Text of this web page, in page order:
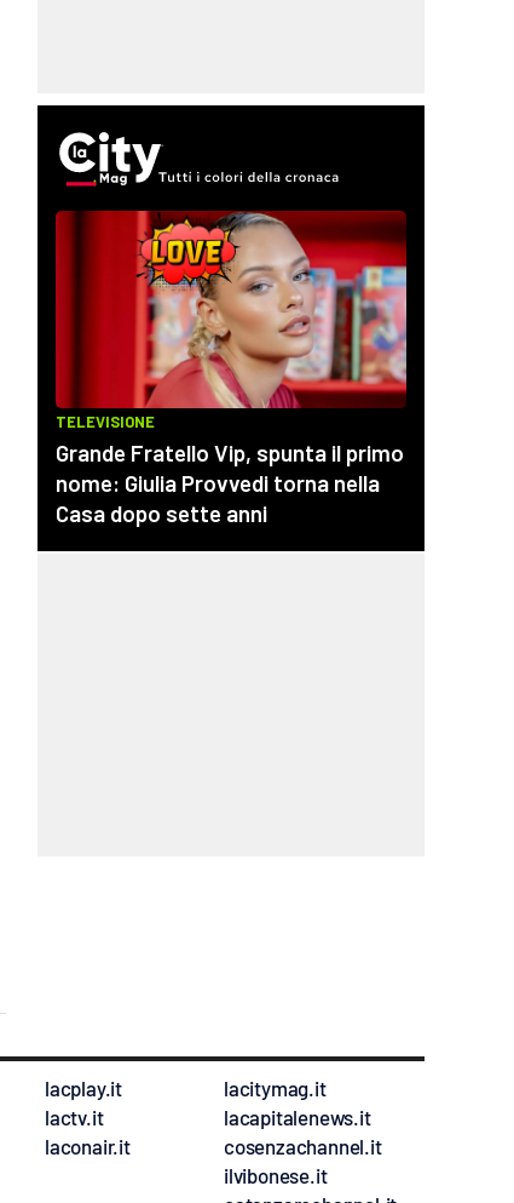
lacplay.it
lactv.it
laconair.it
lacitymag.it
lacapitalenews.it
cosenzachannel.it
ilvibonese.it